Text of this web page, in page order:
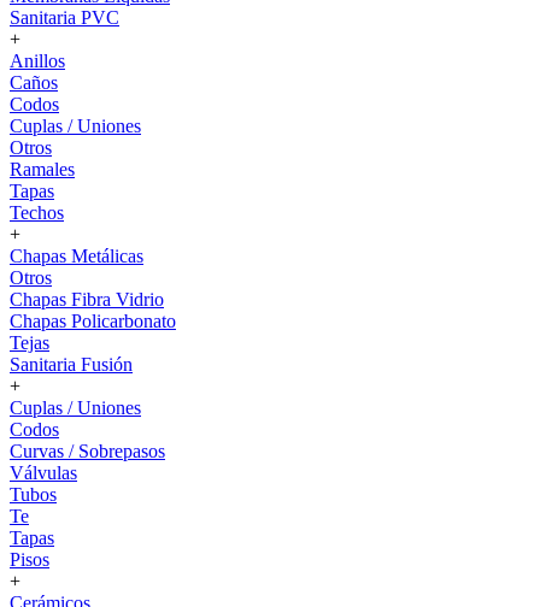
Sanitaria PVC
+
Anillos
Caños
Codos
Cuplas / Uniones
Otros
Ramales
Tapas
Techos
+
Chapas Metálicas
Otros
Chapas Fibra Vidrio
Chapas Policarbonato
Tejas
Sanitaria Fusión
+
Cuplas / Uniones
Codos
Curvas / Sobrepasos
Válvulas
Tubos
Te
Tapas
Pisos
+
Cerámicos